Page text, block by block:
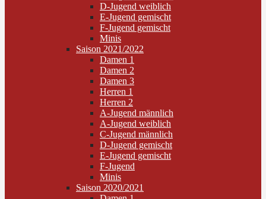
D-Jugend weiblich
E-Jugend gemischt
F-Jugend gemischt
Minis
Saison 2021/2022
Damen 1
Damen 2
Damen 3
Herren 1
Herren 2
A-Jugend männlich
A-Jugend weiblich
C-Jugend männlich
D-Jugend gemischt
E-Jugend gemischt
F-Jugend
Minis
Saison 2020/2021